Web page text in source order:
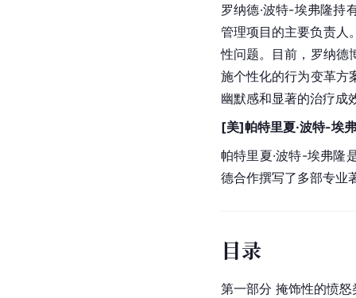
罗纳德·波特-埃弗隆持
管理项目的主要负责人
性问题。目前，罗纳德
施个性化的行为变革方
幽默感和显著的治疗成
[美]帕特里夏·波特-埃
帕特里夏·波特-埃弗隆
德合作撰写了多部专业
目录
第一部分 掩饰性的愤怒